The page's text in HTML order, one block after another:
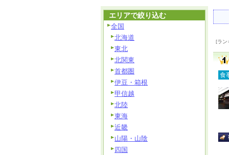
[ラン
食
エリアで絞り込む
全国
北海道
東北
北関東
首都圏
伊豆・箱根
甲信越
北陸
東海
近畿
山陽・山陰
四国